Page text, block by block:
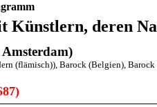
Künstlern, deren
Amsterdam)
(flämisch)), Barock (Belgien), Barock